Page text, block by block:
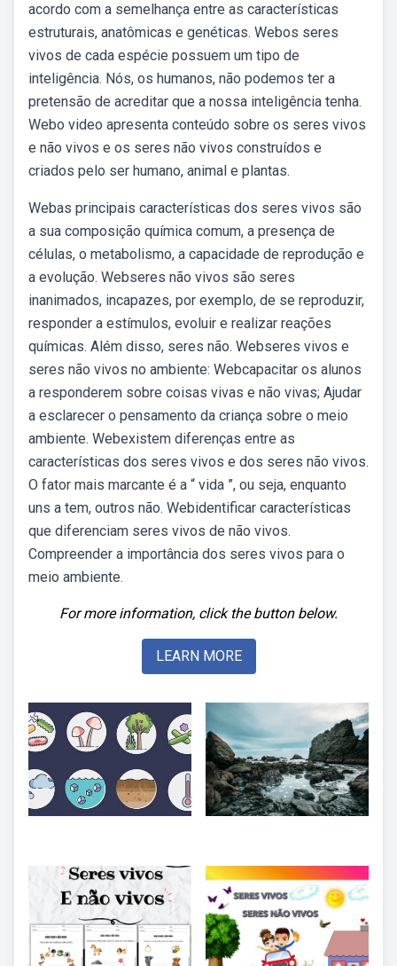
acordo com a semelhança entre as características
estruturais, anatômicas e genéticas. Webos seres
vivos de cada espécie possuem um tipo de
inteligência. Nós, os humanos, não podemos ter a
pretensão de acreditar que a nossa inteligência tenha.
Webo video apresenta conteúdo sobre os seres vivos
e não vivos e os seres não vivos construídos e
criados pelo ser humano, animal e plantas.
Webas principais características dos seres vivos são
a sua composição química comum, a presença de
células, o metabolismo, a capacidade de reprodução e
a evolução. Webseres não vivos são seres
inanimados, incapazes, por exemplo, de se reproduzir,
responder a estímulos, evoluir e realizar reações
químicas. Além disso, seres não. Webseres vivos e
seres não vivos no ambiente: Webcapacitar os alunos
a responderem sobre coisas vivas e não vivas; Ajudar
a esclarecer o pensamento da criança sobre o meio
ambiente. Webexistem diferenças entre as
características dos seres vivos e dos seres não vivos.
O fator mais marcante é a “ vida ”, ou seja, enquanto
uns a tem, outros não. Webidentificar características
que diferenciam seres vivos de não vivos.
Compreender a importância dos seres vivos para o
meio ambiente.
For more information, click the button below.
LEARN MORE